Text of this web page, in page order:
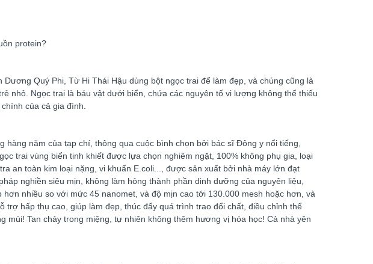
protein?
Quý Phi, Từ Hi Thái Hậu dùng bột ngọc trai để làm đẹp, và chúng cũng là
nhỏ. Ngọc trai là báu vật dưới biển, chứa các nguyên tố vi lượng không thể thiếu
của cả gia đình.
năm của tạp chí, thông qua cuộc bình chọn bởi bác sĩ Đông y nổi tiếng,
trai vùng biển tinh khiết được lựa chọn nghiêm ngặt, 100% không phụ gia, loại
an toàn kim loại nặng, vi khuẩn E.coli..., được sản xuất bởi nhà máy lớn đạt
nghiền siêu mịn, không làm hỏng thành phần dinh dưỡng của nguyên liệu,
nhiều so với mức 45 nanomet, và độ mịn cao tới 130.000 mesh hoặc hơn, và
hấp thụ cao, giúp làm đẹp, thúc đẩy quá trình trao đổi chất, điều chỉnh thể
Tan chảy trong miệng, tự nhiên không thêm hương vị hóa học! Cả nhà yên